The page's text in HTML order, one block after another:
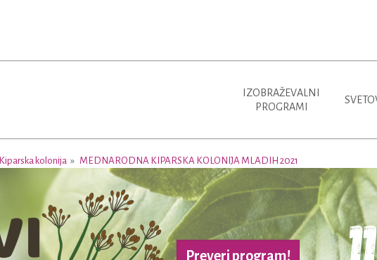
IZOBRAŽEVALNI
PROGRAMI
Kiparska kolonija MEDNARODNA KIPARSKA KOLONIJA MLADIH 2021
Preveri program!